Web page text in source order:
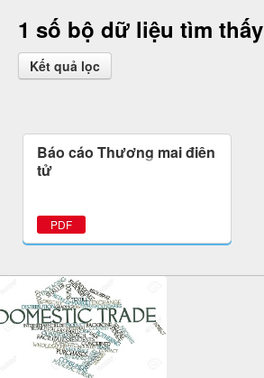
1 số bộ dữ liệu tìm thấy
Kết quả lọc
Báo cáo Thương mại điện
tử
PDF